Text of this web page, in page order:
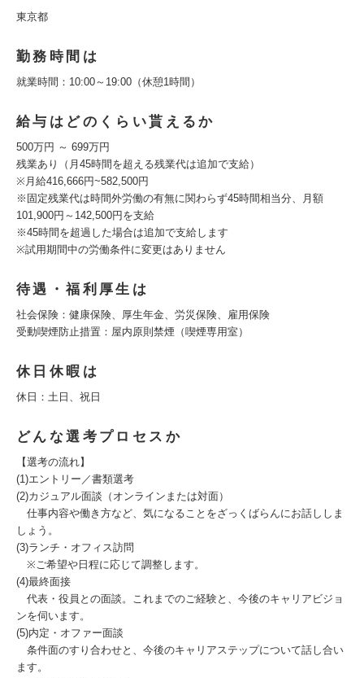
東京都
勤務時間は
就業時間：10:00～19:00（休憩1時間）
給与はどのくらい貰えるか
500万円 ～ 699万円
残業あり（⽉45時間を超える残業代は追加で⽀給）
※月給416,666円~582,500円
※固定残業代は時間外労働の有無に関わらず45時間相当分、月額
101,900円～142,500円を支給
※45時間を超過した場合は追加で支給します
※試用期間中の労働条件に変更はありません
待遇・福利厚生は
社会保険：健康保険、厚⽣年⾦、労災保険、雇⽤保険
受動喫煙防⽌措置：屋内原則禁煙（喫煙専⽤室）
休日休暇は
休⽇：⼟⽇、祝⽇
どんな選考プロセスか
【選考の流れ】
(1)エントリー／書類選考
(2)カジュアル面談（オンラインまたは対面）
仕事内容や働き方など、気になることをざっくばらんにお話ししま
しょう。
(3)ランチ・オフィス訪問
※ご希望や日程に応じて調整します。
(4)最終面接
代表・役員との面談。これまでのご経験と、今後のキャリアビジョ
ンを伺います。
(5)内定・オファー面談
条件面のすり合わせと、今後のキャリアステップについて話し合い
ます。